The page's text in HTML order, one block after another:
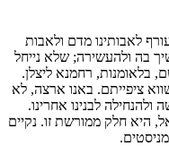
לאבותינו מדם ולאבות
בה ולהעשירה; שלא נייחל
בלאומנות, רחמנא ליצלן.
ציפייתם. באנו ארצה, לא
לבנינו אחרינו.
היא חלק ממורשת זו. נקיים